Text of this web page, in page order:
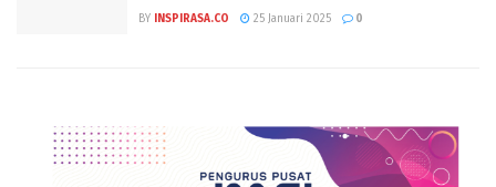
BY INSPIRASA.CO 25 Januari 2025 0